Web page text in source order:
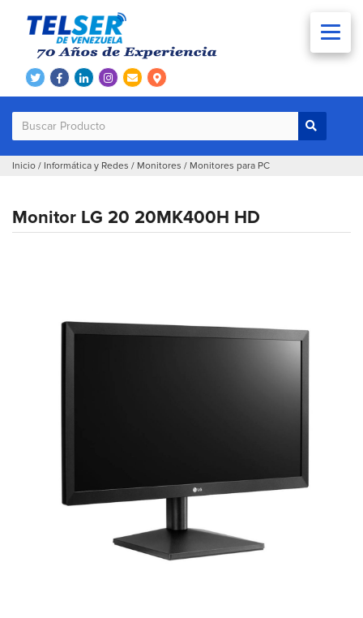
Inicio / Informática y Redes / Monitores / Monitores para PC
Monitor LG 20 20MK400H HD